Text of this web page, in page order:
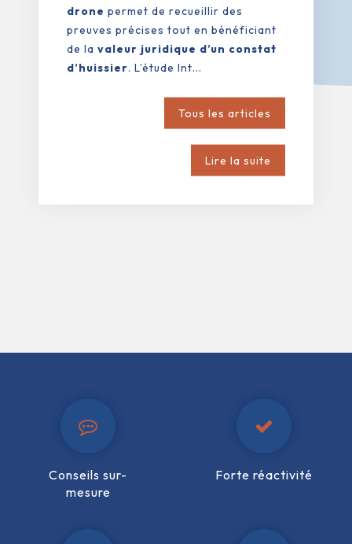
drone permet de recueillir des
preuves précises tout en bénéficiant
de lavaleur juridique d’un constat
d’huissier. L’étude Int...
Tous les articles
Lire la suite
Conseils sur-
mesure
Forte réactivité